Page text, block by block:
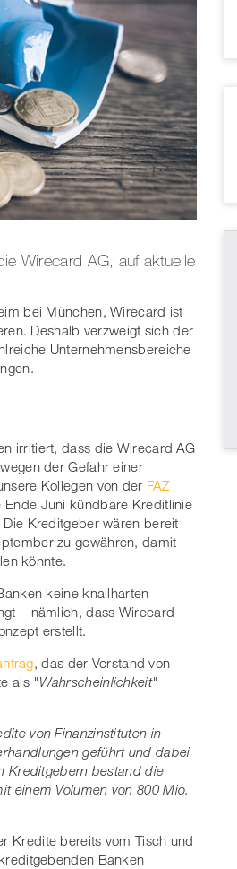
Wirecard AG, auf aktuelle
bei München, Wirecard ist
Deshalb verzweigt sich der
Unternehmensbereiche
irritiert, dass die Wirecard AG
der Gefahr einer
Kollegen von der FAZ
Juni kündbare Kreditlinie
Kreditgeber wären bereit
zu gewähren, damit
könnte.
keine knallharten
– nämlich, dass Wirecard
erstellt.
, das der Vorstand von
als "Wahrscheinlichkeit"
von Finanzinstituten in
geführt und dabei
Kreditgebern bestand die
einem Volumen von 800 Mio.
Kredite bereits vom Tisch und
Banken